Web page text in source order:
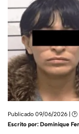
Publicado 09/06/2026 | 🕑
Escrito por: Dominique